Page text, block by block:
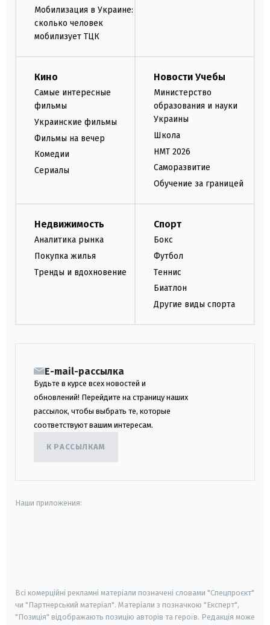
Мобилизация в Украине:
сколько человек
мобилизует ТЦК
Кино
Самые интересные
фильмы
Украинские фильмы
Фильмы на вечер
Комедии
Сериалы
Новости Учебы
Министерство
образования и науки
Украины
Школа
НМТ 2026
Саморазвитие
Обучение за границей
Недвижимость
Аналитика рынка
Покупка жилья
Тренды и вдохновение
Спорт
Бокс
Футбол
Теннис
Биатлон
Другие виды спорта
E-mail-рассылка
Будьте в курсе всех новостей и
обновлений! Перейдите на страницу наших
рассылок, чтобы выбрать те, которые
соответствуют вашим интересам.
К РАССЫЛКАМ
Наши приложения:
Всі комерційні рекламні матеріали позначені словами "Спецпроєкт"
чи "Партнерський матеріал". Матеріали з позначкою "Експерт",
"Позиція" відображають позицію авторів та героїв. Редакція може